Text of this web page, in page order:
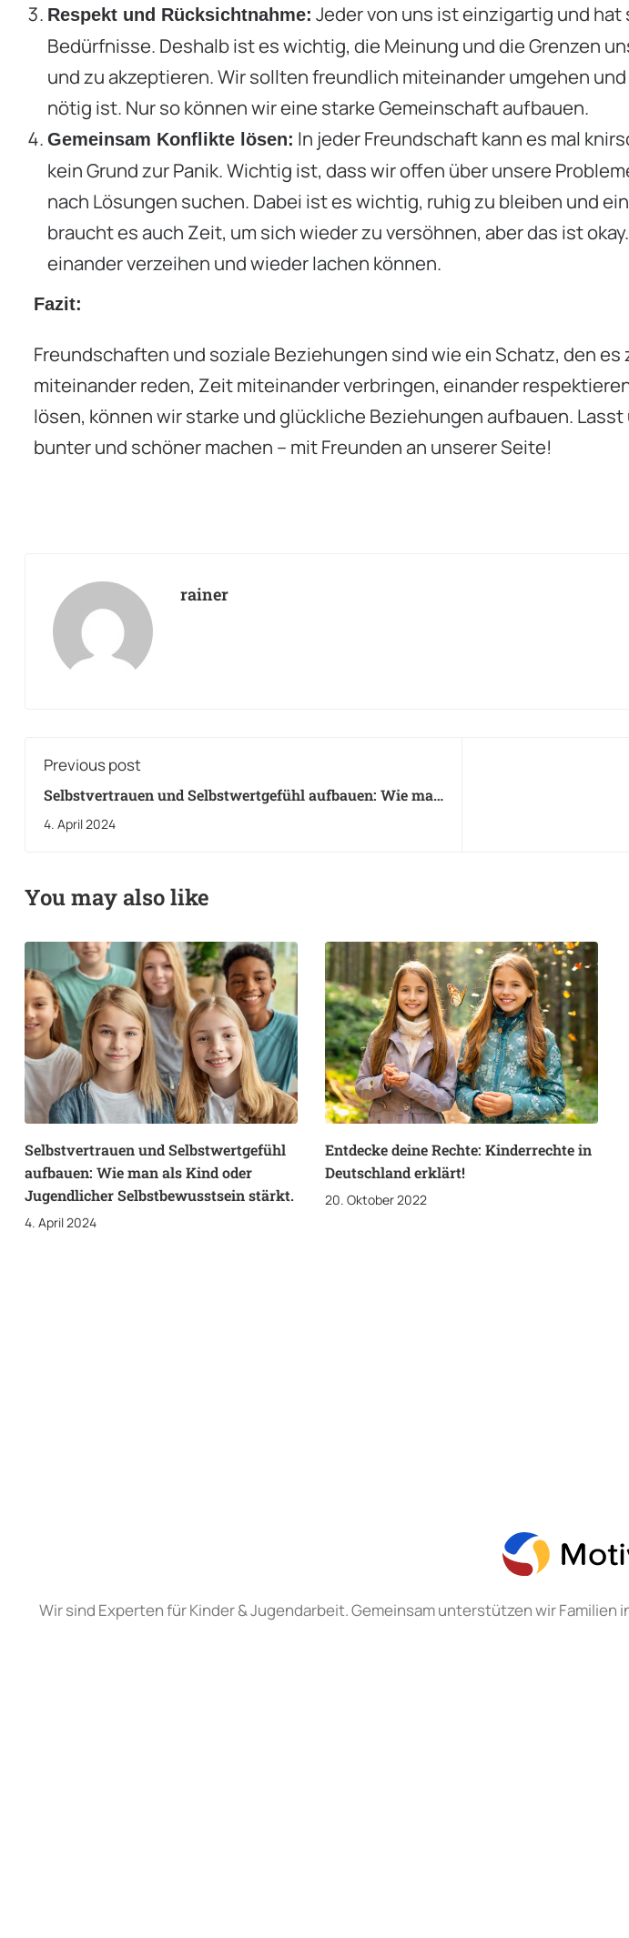
Respekt und Rücksichtnahme: Jeder von uns ist einzigartig und
Bedürfnisse. Deshalb ist es wichtig, die Meinung und die Grenzen
und zu akzeptieren. Wir sollten freundlich miteinander umgehen
nötig ist. Nur so können wir eine starke Gemeinschaft aufbauen.
Gemeinsam Konflikte lösen: In jeder Freundschaft kann es mal
kein Grund zur Panik. Wichtig ist, dass wir offen über unsere
nach Lösungen suchen. Dabei ist es wichtig, ruhig zu bleiben und
braucht es auch Zeit, um sich wieder zu versöhnen, aber das ist
einander verzeihen und wieder lachen können.
Fazit:
Freundschaften und soziale Beziehungen sind wie ein Schatz, den
miteinander reden, Zeit miteinander verbringen, einander
lösen, können wir starke und glückliche Beziehungen aufbauen.
bunter und schöner machen – mit Freunden an unserer Seite!
rainer
Previous post
Selbstvertrauen und Selbstwertgefühl aufbauen: Wie man
als Kind oder Jugendlicher Selbstbewusstsein stärkt.
4. April 2024
You may also like
Selbstvertrauen und Selbstwertgefühl
aufbauen: Wie man als Kind oder
Jugendlicher Selbstbewusstsein stärkt.
4. April 2024
Entdecke deine Rechte: Kinderrechte in
Deutschland erklärt!
20. Oktober 2022
Wir sind Experten für Kinder & Jugendarbeit. Gemeinsam unterstützen wir